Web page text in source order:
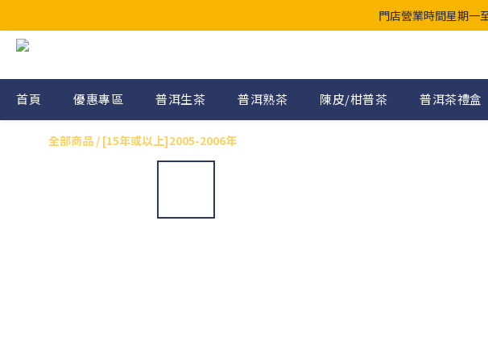
門店營業時間星期一
首頁 優惠專區 普洱生茶 普洱熟茶 陳皮/柑普茶 普洱茶禮盒
全部商品 / [15年或以上]2005-2006年